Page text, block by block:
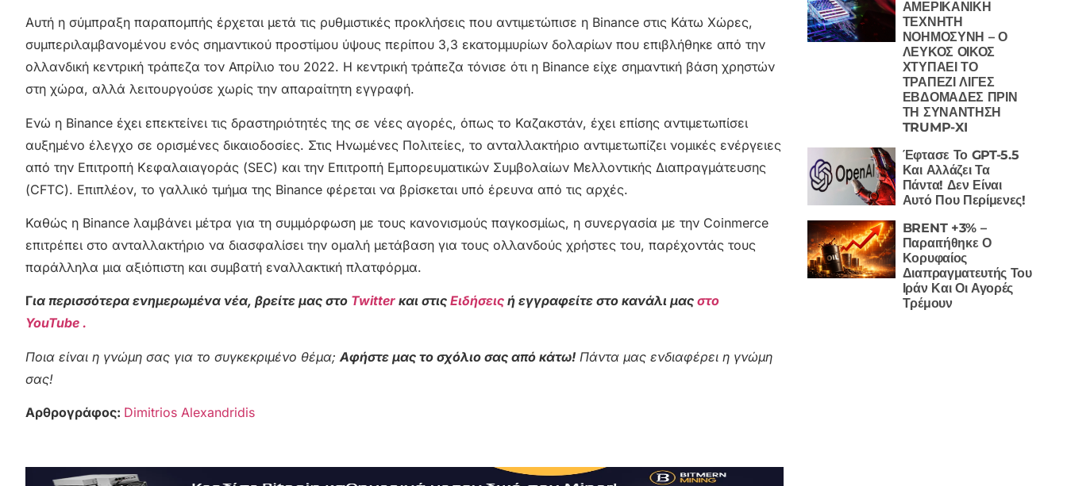
Αυτή η σύμπραξη παραπομπής έρχεται μετά τις ρυθμιστικές προκλήσεις που αντιμετώπισε η Binance στις Κάτω Χώρες,
συμπεριλαμβανομένου ενός σημαντικού προστίμου ύψους περίπου 3,3 εκατομμυρίων δολαρίων που επιβλήθηκε από την
ολλανδική κεντρική τράπεζα τον Απρίλιο του 2022. Η κεντρική τράπεζα τόνισε ότι η Binance είχε σημαντική βάση χρηστών
στη χώρα, αλλά λειτουργούσε χωρίς την απαραίτητη εγγραφή.
Ενώ η Binance έχει επεκτείνει τις δραστηριότητές της σε νέες αγορές, όπως το Καζακστάν, έχει επίσης αντιμετωπίσει
αυξημένο έλεγχο σε ορισμένες δικαιοδοσίες. Στις Ηνωμένες Πολιτείες, το ανταλλακτήριο αντιμετωπίζει νομικές ενέργειες
από την Επιτροπή Κεφαλαιαγοράς (SEC) και την Επιτροπή Εμπορευματικών Συμβολαίων Μελλοντικής Διαπραγμάτευσης
(CFTC). Επιπλέον, το γαλλικό τμήμα της Binance φέρεται να βρίσκεται υπό έρευνα από τις αρχές.
Καθώς η Binance λαμβάνει μέτρα για τη συμμόρφωση με τους κανονισμούς παγκοσμίως, η συνεργασία με την Coinmerce
επιτρέπει στο ανταλλακτήριο να διασφαλίσει την ομαλή μετάβαση για τους ολλανδούς χρήστες του, παρέχοντάς τους
παράλληλα μια αξιόπιστη και συμβατή εναλλακτική πλατφόρμα.
Για περισσότερα ενημερωμένα νέα, βρείτε μας στο Twitter και στις Ειδήσεις ή εγγραφείτε στο κανάλι μας στο
YouTube .
Ποια είναι η γνώμη σας για το συγκεκριμένο θέμα; Αφήστε μας το σχόλιο σας από κάτω! Πάντα μας ενδιαφέρει η γνώμη
σας!
Αρθρογράφος: Dimitrios Alexandridis
ΑΜΕΡΙΚΑΝΙΚΗ
ΤΕΧΝΗΤΗ
ΝΟΗΜΟΣΥΝΗ – Ο
ΛΕΥΚΟΣ ΟΙΚΟΣ
ΧΤΥΠΑΕΙ ΤΟ
ΤΡΑΠΕΖΙ ΛΙΓΕΣ
ΕΒΔΟΜΑΔΕΣ ΠΡΙΝ
ΤΗ ΣΥΝΑΝΤΗΣΗ
TRUMP-XI
Έφτασε Το GPT-5.5
Και Αλλάζει Τα
Πάντα! Δεν Είναι
Αυτό Που Περίμενες!
BRENT +3% –
Παραιτήθηκε Ο
Κορυφαίος
Διαπραγματευτής Του
Ιράν Και Οι Αγορές
Τρέμουν